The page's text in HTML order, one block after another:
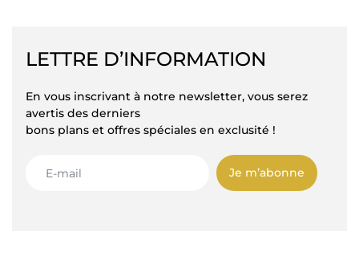
LETTRE D’INFORMATION
En vous inscrivant à notre newsletter, vous serez
avertis des derniers
bons plans et offres spéciales en exclusité !
Je m’abonne